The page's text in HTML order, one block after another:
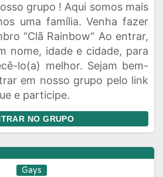
grupo ! Aqui somos mais
uma família. Venha fazer
“Clã Rainbow“ Ao entrar,
nome, idade e cidade, para
lo(a) melhor. Sejam bem-
em nosso grupo pelo link
e participe.
NO GRUPO
Gays